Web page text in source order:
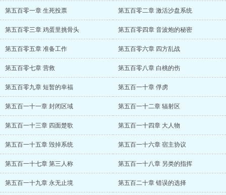
第五百零一章 生死投票 第五百零二章 激活沙盘系统
第五百零三章 鸡蛋里挑骨头 第五百零四章 音波炮的秘密
第五百零五章 准备工作 第五百零六章 四方乱战
第五百零七章 营救 第五百零八章 白桃的伤
第五百零九章 短暂的幸福 第五百一十章 俘虏
第五百一十一章 封闭区域 第五百一十二章 辐射区
第五百一十三章 四面楚歌 第五百一十四章 大人物
第五百一十五章 毁掉系统 第五百一十六章 宿主协议
第五百一十七章 第三人称 第五百一十八章 另类的指挥
第五百一十九章 永无止境 第五百二十章 错误的选择